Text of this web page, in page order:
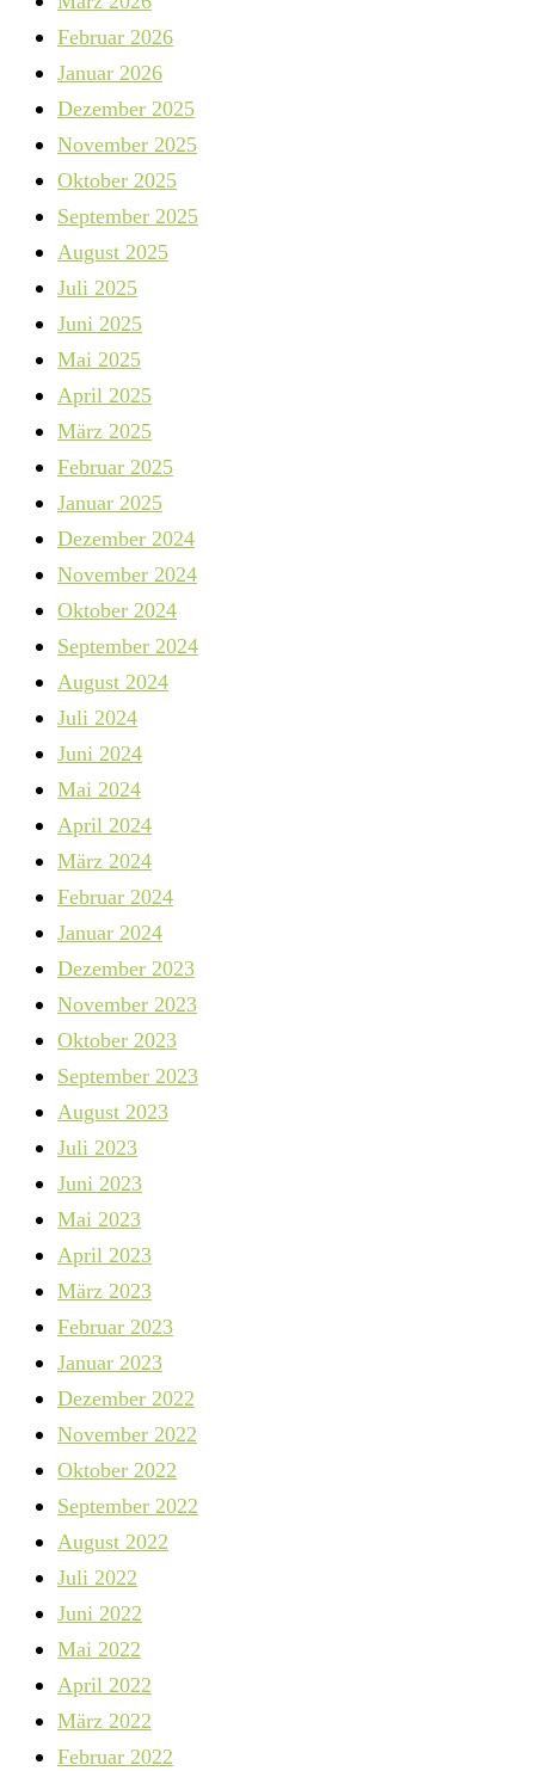
Februar 2026
Januar 2026
Dezember 2025
November 2025
Oktober 2025
September 2025
August 2025
Juli 2025
Juni 2025
Mai 2025
April 2025
März 2025
Februar 2025
Januar 2025
Dezember 2024
November 2024
Oktober 2024
September 2024
August 2024
Juli 2024
Juni 2024
Mai 2024
April 2024
März 2024
Februar 2024
Januar 2024
Dezember 2023
November 2023
Oktober 2023
September 2023
August 2023
Juli 2023
Juni 2023
Mai 2023
April 2023
März 2023
Februar 2023
Januar 2023
Dezember 2022
November 2022
Oktober 2022
September 2022
August 2022
Juli 2022
Juni 2022
Mai 2022
April 2022
März 2022
Februar 2022